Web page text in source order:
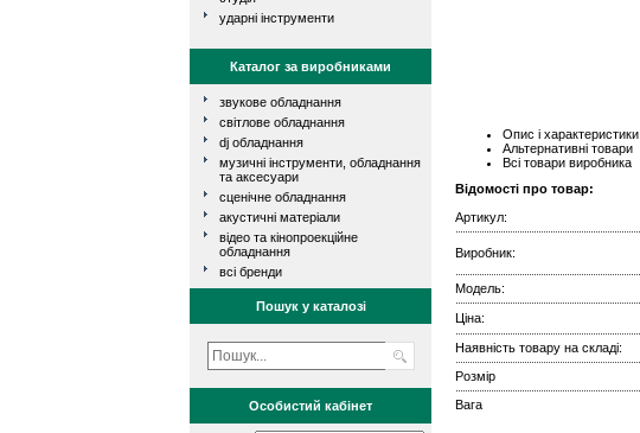
ударні інструменти
Каталог за виробниками
звукове обладнання
світлове обладнання
dj обладнання
музичні інструменти, обладнання
та аксесуари
сценічне обладнання
акустичні матеріали
відео та кінопроекційне
обладнання
всі бренди
Пошук у каталозі
Особистий кабінет
Опис і характеристики
Альтернативні товари
Всі товари виробника
Відомості про товар:
Артикул:
Виробник:
Модель:
Ціна:
Наявність товару на складі:
Розмір
Вага